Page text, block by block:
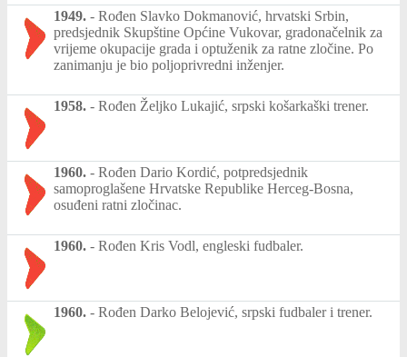
1949. - Rođen Slavko Dokmanović, hrvatski Srbin,
predsjednik Skupštine Općine Vukovar, gradonačelnik za
vrijeme okupacije grada i optuženik za ratne zločine. Po
zanimanju je bio poljoprivredni inženjer.
1958. - Rođen Željko Lukajić, srpski košarkaški trener.
1960. - Rođen Dario Kordić, potpredsjednik
samoproglašene Hrvatske Republike Herceg-Bosna,
osuđeni ratni zločinac.
1960. - Rođen Kris Vodl, engleski fudbaler.
1960. - Rođen Darko Belojević, srpski fudbaler i trener.